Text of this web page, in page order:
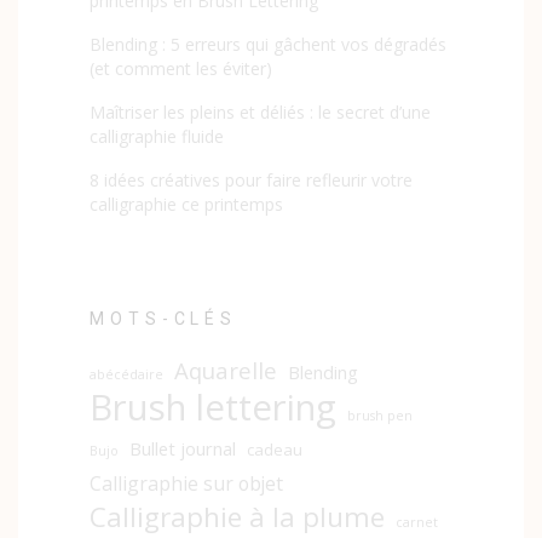
Blending : 5 erreurs qui gâchent vos dégradés
(et comment les éviter)
Maîtriser les pleins et déliés : le secret d’une
calligraphie fluide
8 idées créatives pour faire refleurir votre
calligraphie ce printemps
MOTS-CLÉS
abécédaire Aquarelle Blending
Brush lettering brush pen
Bujo Bullet journal cadeau
Calligraphie sur objet
Calligraphie à la plume carnet